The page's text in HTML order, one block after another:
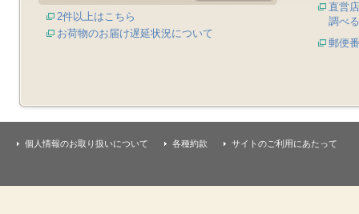
2件以上はこちら
お荷物のお届け遅延状況について
直営
調べる
郵便
個人情報のお取り扱いについて 各種約款 サイトのご利用にあたって